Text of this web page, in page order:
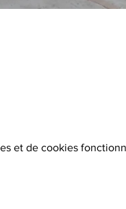
et de cookies